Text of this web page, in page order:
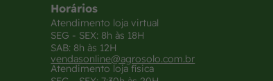
Horários
Atendimento loja virtual
SEG - SEX: 8h às 18H
SAB: 8h às 12H
vendasonline@agrosolo.com.br
Atendimento loja física